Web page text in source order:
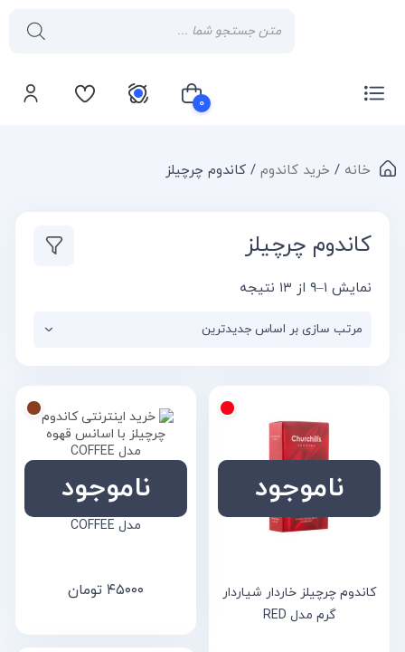
۰
سبد خرید شما خالی است خانه / خرید کاندوم / کاندوم چرچیلز
کاندوم چرچیلز
نمایش ۱–۹ از ۱۳ نتیجه
ناموجود
کاندوم چرچیلز خاردار شیاردار
گرم مدل RED
ناموجود
کاندوم چرچیلز با اسانس قهوه
مدل COFFEE
۴۵۰۰۰ تومان